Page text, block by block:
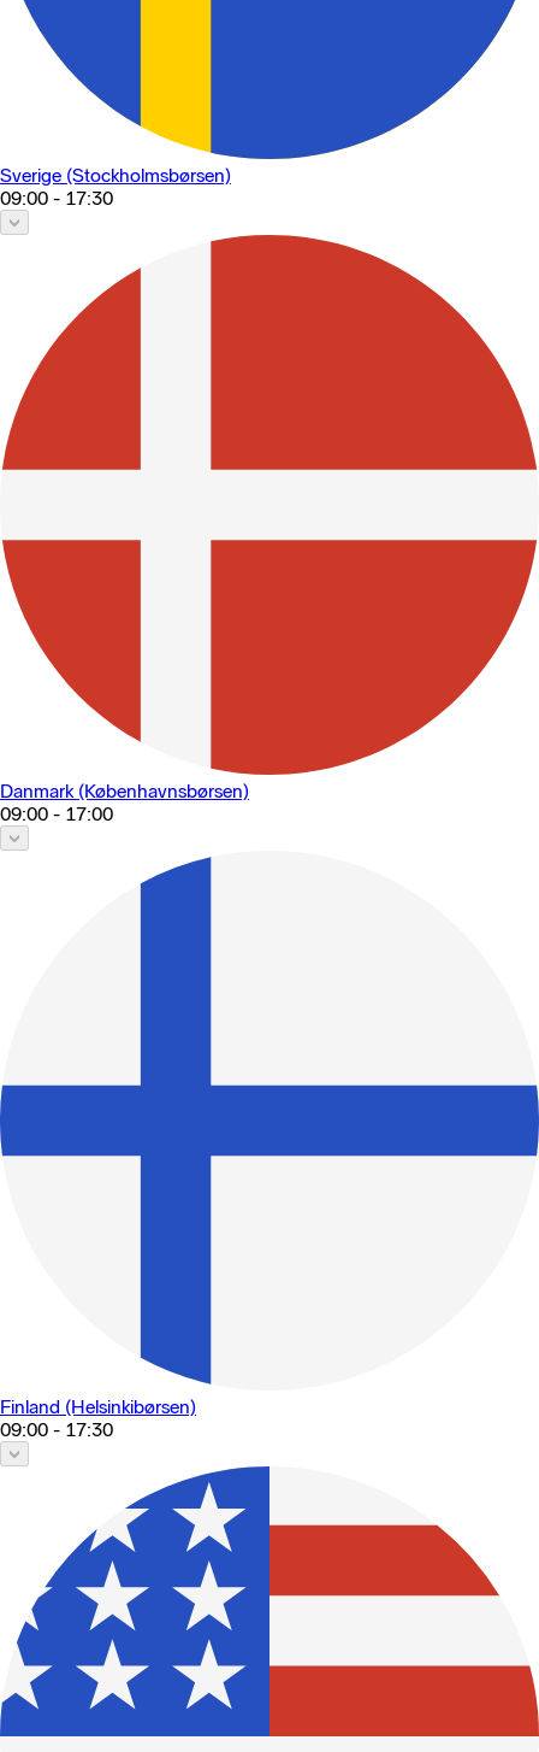
Sverige (Stockholmsbørsen)
09:00 - 17:30
Danmark (Københavnsbørsen)
09:00 - 17:00
Finland (Helsinkibørsen)
09:00 - 17:30